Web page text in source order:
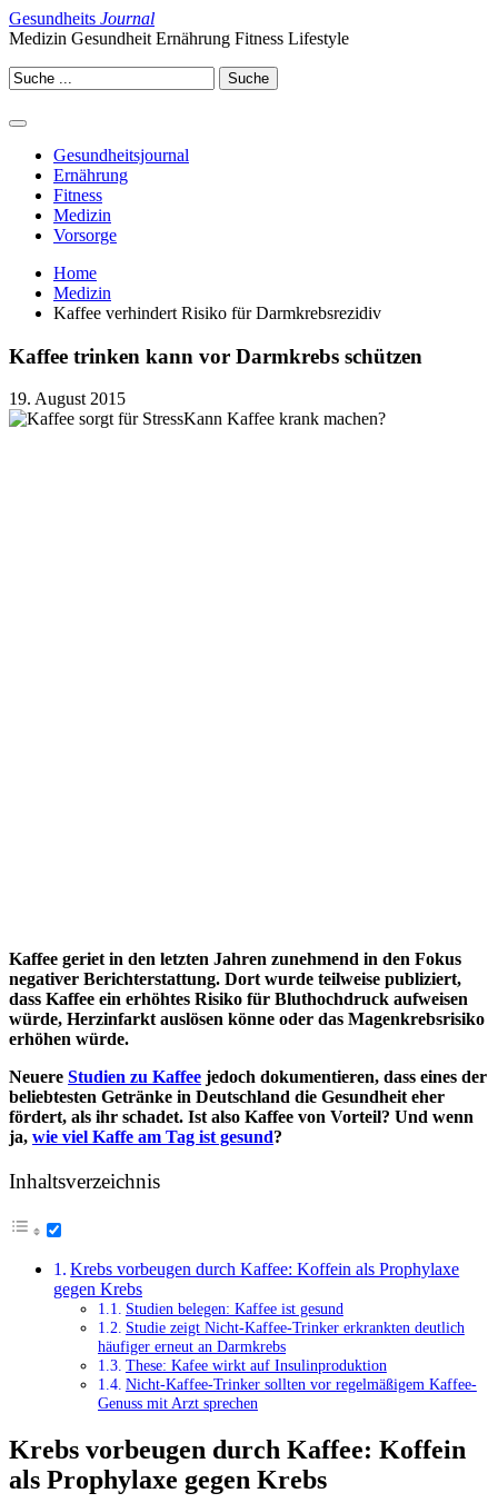
Gesundheits Journal
Medizin Gesundheit Ernährung Fitness Lifestyle
Gesundheitsjournal
Ernährung
Fitness
Medizin
Vorsorge
Home
Medizin
Kaffee verhindert Risiko für Darmkrebsrezidiv
Kaffee trinken kann vor Darmkrebs schützen
19. August 2015
Kann Kaffee krank machen?
Kaffee geriet in den letzten Jahren zunehmend in den Fokus
negativer Berichterstattung. Dort wurde teilweise publiziert,
dass Kaffee ein erhöhtes Risiko für Bluthochdruck aufweisen
würde, Herzinfarkt auslösen könne oder das Magenkrebsrisiko
erhöhen würde.
Neuere Studien zu Kaffee jedoch dokumentieren, dass eines der
beliebtesten Getränke in Deutschland die Gesundheit eher
fördert, als ihr schadet. Ist also Kaffee von Vorteil? Und wenn
ja, wie viel Kaffe am Tag ist gesund?
Inhaltsverzeichnis
Krebs vorbeugen durch Kaffee: Koffein als Prophylaxe
gegen Krebs
Studien belegen: Kaffee ist gesund
Studie zeigt Nicht-Kaffee-Trinker erkrankten deutlich
häufiger erneut an Darmkrebs
These: Kafee wirkt auf Insulinproduktion
Nicht-Kaffee-Trinker sollten vor regelmäßigem Kaffee-
Genuss mit Arzt sprechen
Krebs vorbeugen durch Kaffee: Koffein
als Prophylaxe gegen Krebs